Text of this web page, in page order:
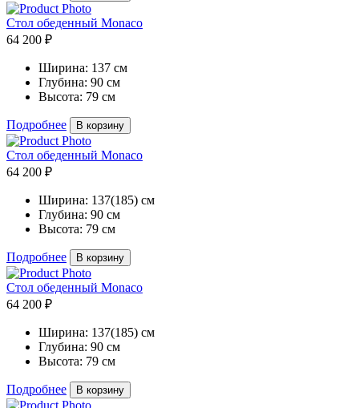
Стол обеденный Monaco
64 200 ₽
Ширина: 137 см
Глубина: 90 см
Высота: 79 см
Подробнее В корзину
Стол обеденный Monaco
64 200 ₽
Ширина: 137(185) см
Глубина: 90 см
Высота: 79 см
Подробнее В корзину
Стол обеденный Monaco
64 200 ₽
Ширина: 137(185) см
Глубина: 90 см
Высота: 79 см
Подробнее В корзину